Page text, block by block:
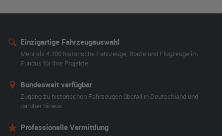
Einzigartige Fahrzeugauswahl
Mehr als 4.300 historische Fahrzeuge, Boote und Flugzeuge im
Fundus für Ihre Projekte.
Bundesweit verfügbar
Zugang zu historischen Fahrzeugen überall in Deutschland und
darüber hinaus.
Professionelle Vermittlung